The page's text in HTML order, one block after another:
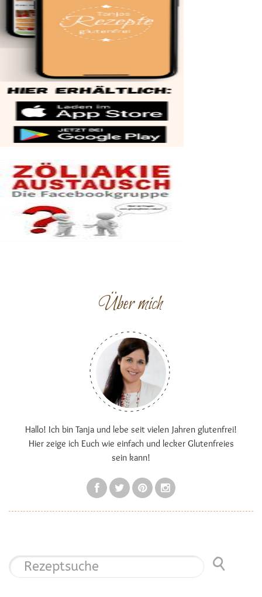
Über mich
Hallo! Ich bin Tanja und lebe seit vielen Jahren glutenfrei!
Hier zeige ich Euch wie einfach und lecker Glutenfreies
sein kann!